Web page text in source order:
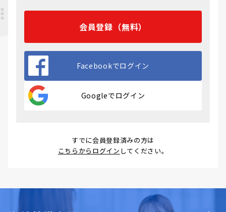
会員登録（無料）
Facebookでログイン
Googleでログイン
すでに会員登録済みの方は
こちらからログイン してください。